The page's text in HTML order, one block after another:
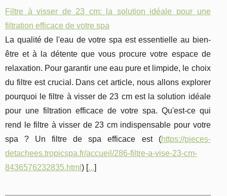
Filtre à visser de 23 cm: la solution idéale pour une
filtration efficace de votre spa
La qualité de l'eau de votre spa est essentielle au bien-
être et à la détente que vous procure votre espace de
relaxation. Pour garantir une eau pure et limpide, le choix
du filtre est crucial. Dans cet article, nous allons explorer
pourquoi le filtre à visser de 23 cm est la solution idéale
pour une filtration efficace de votre spa. Qu'est-ce qui
rend le filtre à visser de 23 cm indispensable pour votre
spa ? Un filtre de spa efficace est (https://pieces-
detachees.tropicspa.fr/accueil/286-filtre-a-vise-23-cm-
8436576232835.html ) [...]